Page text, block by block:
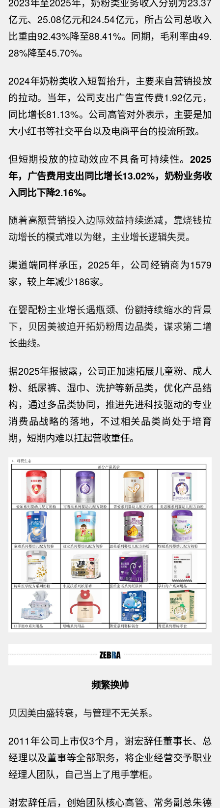
亿元、25.08亿元和24.54亿元，所占公司总收入
比重由92.43%降至88.41%。同期，毛利率由49.
28%降至45.70%。
2024年奶粉类收入短暂抬升，主要来自营销投放
的拉动。当年，公司支出广告宣传费1.92亿元，
同比增长81.13%。公司高管对外表示，主要是加
大小红书等社交平台以及电商平台的投流所致。
但短期投放的拉动效应不具备可持续性。 2025
年，广告费用支出同比增长13.02%，奶粉业务收
入同比下降2.16%。
随着高额营销投入边际效益持续递减，靠烧钱拉
动增长的模式难以为继，主业增长逻辑失灵。
渠道端同样承压，2025年，公司经销商为1579
家，较上年减少186家。
在婴配粉主业增长遇瓶颈、份额持续缩水的背景
下，贝因美被迫开拓奶粉周边品类，谋求第二增
长曲线。
据2025年报披露，公司正加速拓展儿童粉、成人
粉、纸尿裤、湿巾、洗护等新品类，优化产品结
构，通过多品类协同，推进先进科技驱动的专业
消费品战略的落地，不过相关品类尚处于培育
期，短期内难以扛起营收重任。
频繁换帅
贝因美由盛转衰，与管理不无关系。
2011 年公司上市仅3个月，谢宏辞任董事长、总
经理以及董事等全部职务，将企业经营交予职业
经理人团队，自己当上了甩手掌柜。
谢宏辞任后，创始团队核心高管、常务副总朱德